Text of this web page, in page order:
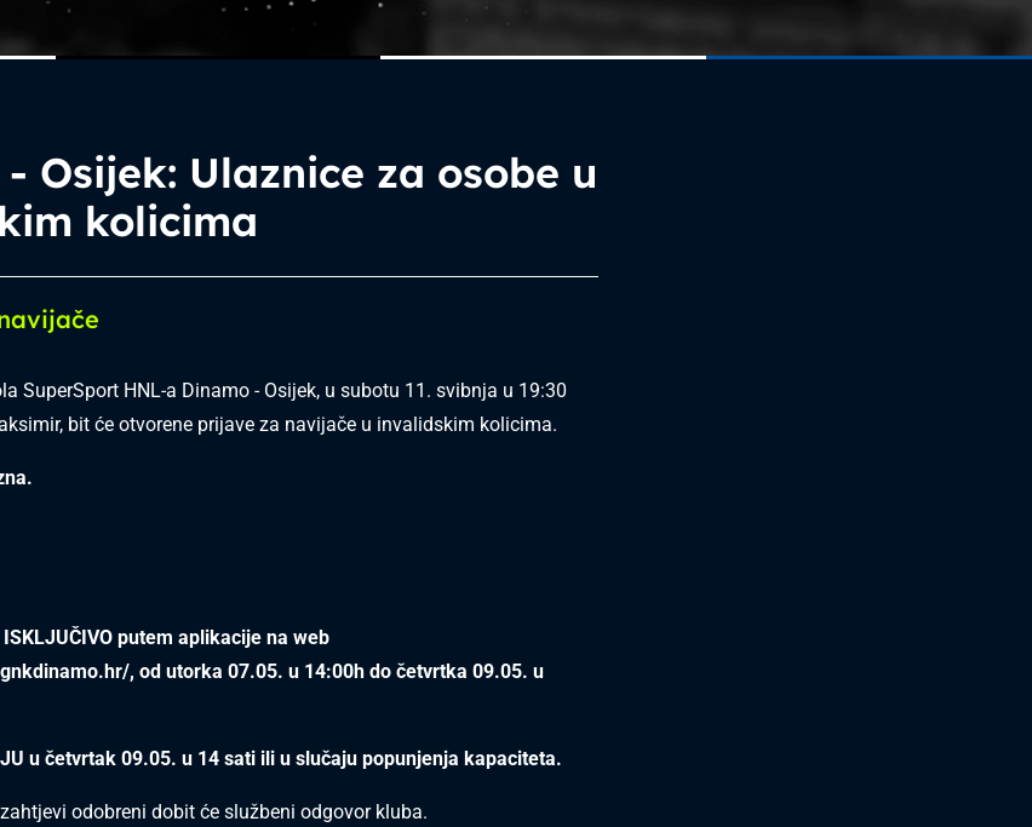
Osijek: Ulaznice za osobe u
kolicima
SuperSport HNL-a Dinamo - Osijek, u subotu 11. svibnja u 19:30
bit će otvorene prijave za navijače u invalidskim kolicima.
putem aplikacije na web
, od utorka 07.05. u 14:00h do četvrtka 09.05. u
u četvrtak 09.05. u 14 sati ili u slučaju popunjenja kapaciteta.
odobreni dobit će službeni odgovor kluba.